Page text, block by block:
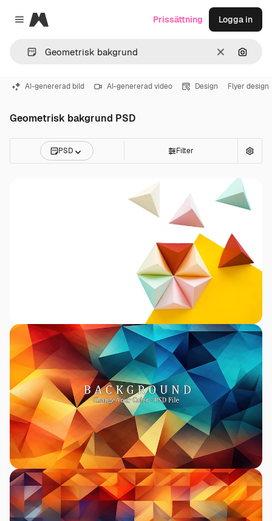
Close menu
Magnific
RensaSök
Prissättning Logga in
AI-genererad bild AI-genererad video Design Flyer design
Geometrisk bakgrund PSD
PSD Filter